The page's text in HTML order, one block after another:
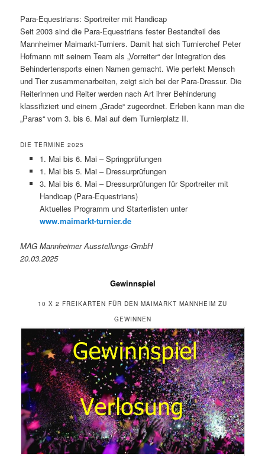
Para-Equestrians: Sportreiter mit Handicap
Seit 2003 sind die Para-Equestrians fester Bestandteil des
Mannheimer Maimarkt-Turniers. Damit hat sich Turnierchef Peter
Hofmann mit seinem Team als „Vorreiter“ der Integration des
Behindertensports einen Namen gemacht. Wie perfekt Mensch
und Tier zusammenarbeiten, zeigt sich bei der Para-Dressur. Die
Reiterinnen und Reiter werden nach Art ihrer Behinderung
klassifiziert und einem „Grade“ zugeordnet. Erleben kann man die
„Paras“ vom 3. bis 6. Mai auf dem Turnierplatz II.
DIE TERMINE 2025
1. Mai bis 6. Mai – Springprüfungen
1. Mai bis 5. Mai – Dressurprüfungen
3. Mai bis 6. Mai – Dressurprüfungen für Sportreiter mit
Handicap (Para-Equestrians)
Aktuelles Programm und Starterlisten unter
www.maimarkt-turnier.de
MAG Mannheimer Ausstellungs-GmbH
20.03.2025
Gewinnspiel
10 X 2 FREIKARTEN FÜR DEN MAIMARKT MANNHEIM ZU
GEWINNEN